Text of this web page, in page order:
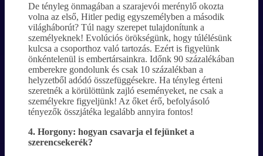
De tényleg önmagában a szarajevói merénylő okozta
volna az első, Hitler pedig egyszemélyben a második
világháborút? Túl nagy szerepet tulajdonítunk a
személyeknek! Evolúciós örökségünk, hogy túlélésünk
kulcsa a csoporthoz való tartozás. Ezért is figyelünk
önkéntelenül is embertársainkra. Időnk 90 százalékában
emberekre gondolunk és csak 10 százalékban a
helyzetből adódó összefüggésekre. Ha tényleg érteni
szeretnék a körülöttünk zajló eseményeket, ne csak a
személyekre figyeljünk! Az őket érő, befolyásoló
tényezők összjátéka legalább annyira fontos!
4. Horgony: hogyan csavarja el fejünket a
szerencsekerék?